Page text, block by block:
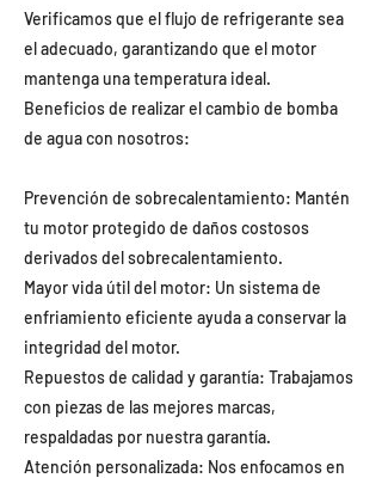
Verificamos que el flujo de refrigerante sea
el adecuado, garantizando que el motor
mantenga una temperatura ideal.
Beneficios de realizar el cambio de bomba
de agua con nosotros:
Prevención de sobrecalentamiento: Mantén
tu motor protegido de daños costosos
derivados del sobrecalentamiento.
Mayor vida útil del motor: Un sistema de
enfriamiento eficiente ayuda a conservar la
integridad del motor.
Repuestos de calidad y garantía: Trabajamos
con piezas de las mejores marcas,
respaldadas por nuestra garantía.
Atención personalizada: Nos enfocamos en